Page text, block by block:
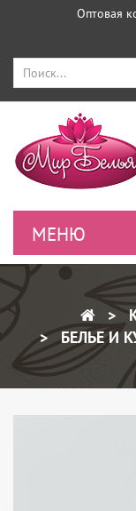
Оптовая
БЕЛЬЕ И